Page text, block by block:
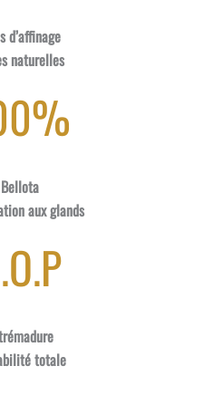
d’affinage
naturelles
Bellota
aux glands
totale